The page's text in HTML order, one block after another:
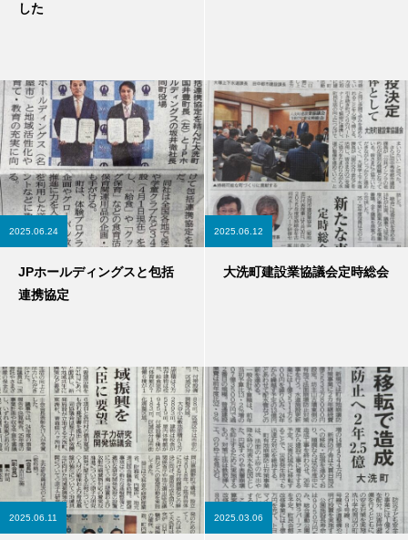
した
2025.06.24
JPホールディングスと包括
連携協定
2025.06.12
大洗町建設業協議会定時総会
2025.06.11 2025.03.06